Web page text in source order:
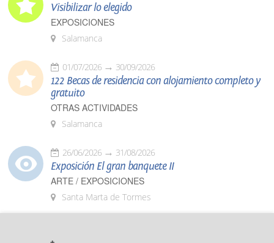
Visibilizar lo elegido
EXPOSICIONES
Salamanca
01/07/2026 30/09/2026
122 Becas de residencia con alojamiento completo y
gratuito
OTRAS ACTIVIDADES
Salamanca
26/06/2026 31/08/2026
Exposición El gran banquete II
ARTE / EXPOSICIONES
Santa Marta de Tormes